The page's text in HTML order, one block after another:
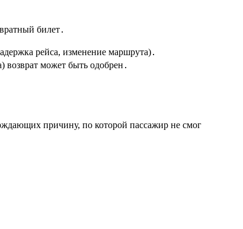
билет․
рейса, изменение маршрута)․
может быть одобрен․
причину, по которой пассажир не смог